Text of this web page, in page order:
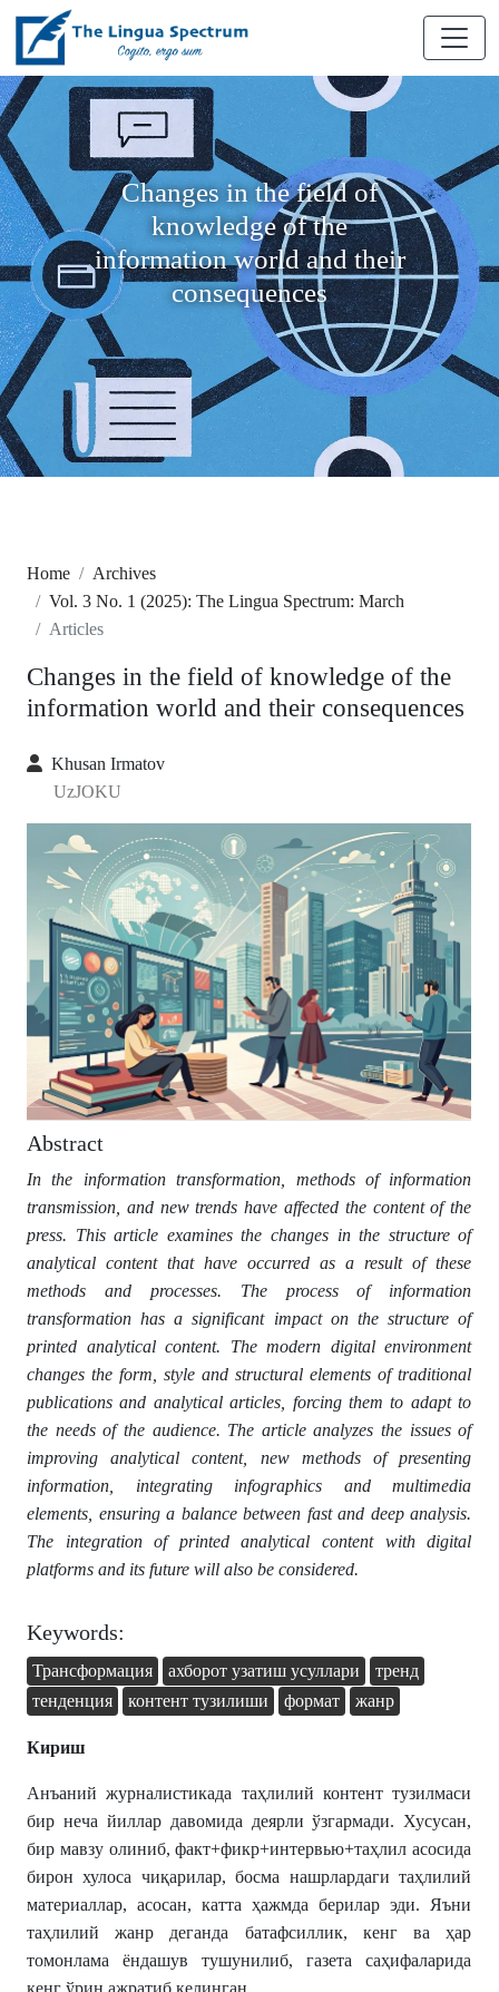
Changes in the field of
knowledge of the
information world and their
consequences
Home
Archives
Vol. 3 No. 1 (2025): The Lingua Spectrum: March
Articles
Changes in the field of knowledge of the
information world and their consequences
Khusan Irmatov
UzJOKU
Abstract
In the information transformation, methods of information
transmission, and new trends have affected the content of the
press. This article examines the changes in the structure of
analytical content that have occurred as a result of these
methods and processes. The process of information
transformation has a significant impact on the structure of
printed analytical content. The modern digital environment
changes the form, style and structural elements of traditional
publications and analytical articles, forcing them to adapt to
the needs of the audience. The article analyzes the issues of
improving analytical content, new methods of presenting
information, integrating infographics and multimedia
elements, ensuring a balance between fast and deep analysis.
The integration of printed analytical content with digital
platforms and its future will also be considered.
Keywords:
Трансформация ахборот узатиш усуллари
тренд
тенденция
контент тузилиши формат жанр
Кириш
Анъаний журналистикада таҳлилий контент тузилмаси
бир неча йиллар давомида деярли ўзгармади. Хусусан,
бир мавзу олиниб, факт+фикр+интервью+таҳлил асосида
бирон хулоса чиқарилар, босма нашрлардаги таҳлилий
материаллар, асосан, катта ҳажмда берилар эди. Яъни
таҳлилий жанр деганда батафсиллик, кенг ва ҳар
томонлама ёндашув тушунилиб, газета саҳифаларида
кенг ўрин ажратиб келинган.